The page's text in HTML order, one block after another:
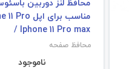
محافظ لنز دوربین باسئوس
/ Iphone 11 Pro max